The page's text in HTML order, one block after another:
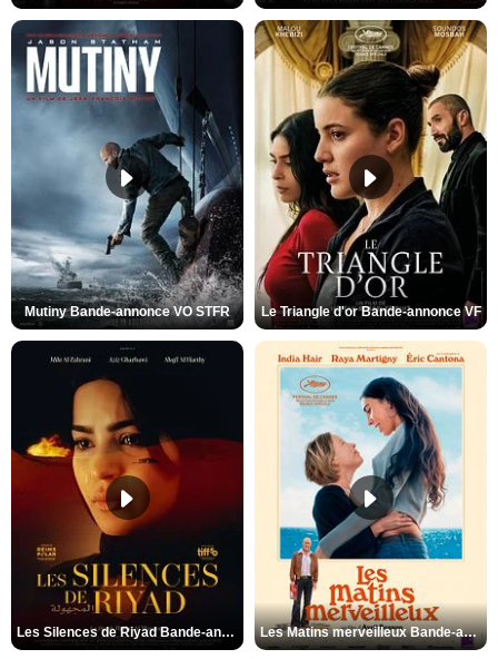
Mutiny Bande-annonce VO STFR Le Triangle d'or Bande-annonce VF
Les Silences de Riyad Bande-annonce VO STFR Les Matins merveilleux Bande-annonce VF